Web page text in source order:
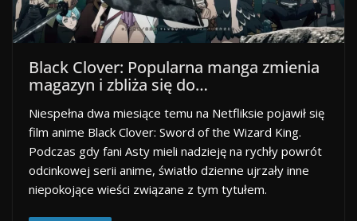
Black Clover: Popularna manga zmienia
magazyn i zbliża się do…
Niespełna dwa miesiące temu na Netfliksie pojawił się
film anime Black Clover: Sword of the Wizard King.
Podczas gdy fani Asty mieli nadzieję na rychły powrót
odcinkowej serii anime, światło dzienne ujrzały inne
niepokojące wieści związane z tym tytułem.